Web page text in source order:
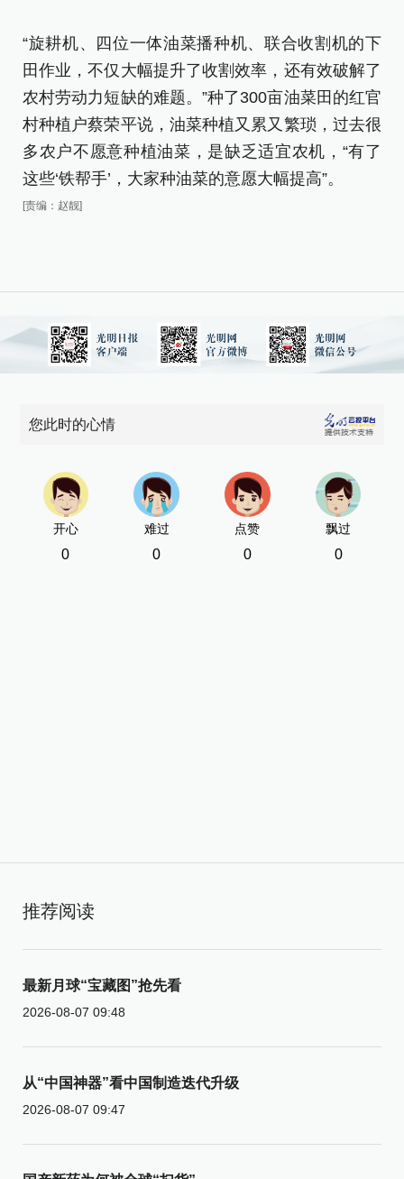
“旋耕机、四位一体油菜播种机、联合收割机的下
田作业，不仅大幅提升了收割效率，还有效破解了
农村劳动力短缺的难题。”种了300亩油菜田的红官
村种植户蔡荣平说，油菜种植又累又繁琐，过去很
多农户不愿意种植油菜，是缺乏适宜农机，“有了
这些‘铁帮手’，大家种油菜的意愿大幅提高”。
[责编：赵靓]
您此时的心情
开心
0
难过
0
点赞
0
飘过
0
推荐阅读
最新月球“宝藏图”抢先看
2026-08-07 09:48
从“中国神器”看中国制造迭代升级
2026-08-07 09:47